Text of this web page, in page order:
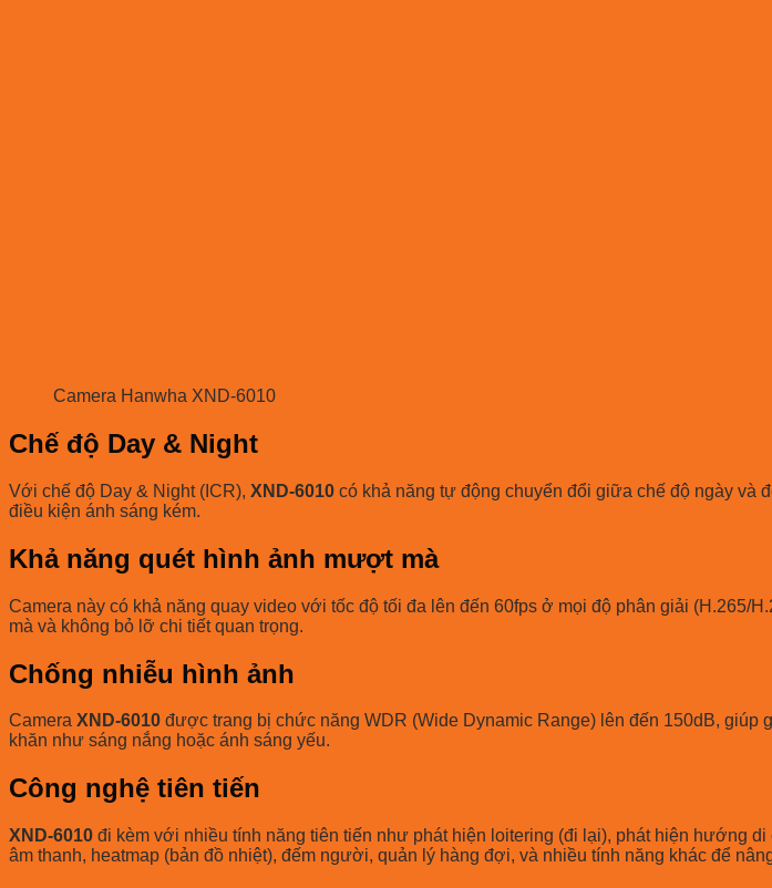
Camera Hanwha XND-6010
Chế độ Day & Night
Với chế độ Day & Night (ICR), XND-6010 có khả năng tự động chuyển đổi giữa chế độ ngày và
điều kiện ánh sáng kém.
Khả năng quét hình ảnh mượt mà
Camera này có khả năng quay video với tốc độ tối đa lên đến 60fps ở mọi độ phân giải (H.265/
mà và không bỏ lỡ chi tiết quan trọng.
Chống nhiễu hình ảnh
Camera XND-6010 được trang bị chức năng WDR (Wide Dynamic Range) lên đến 150dB,
khăn như sáng nắng hoặc ánh sáng yếu.
Công nghệ tiên tiến
XND-6010 đi kèm với nhiều tính năng tiên tiến như phát hiện loitering (đi lại), phát hiện hướng
âm thanh, heatmap (bản đồ nhiệt), đếm người, quản lý hàng đợi, và nhiều tính năng khác để